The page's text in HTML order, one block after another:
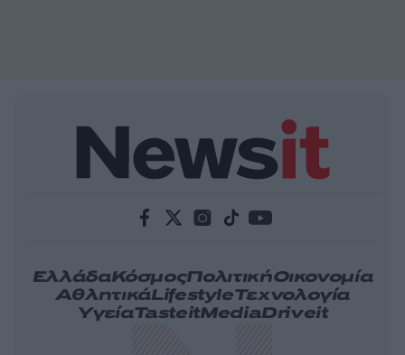
ΕλλάδαΚόσμοςΠολιτικήΟικονομία
ΑθλητικάLifestyleΤεχνολογία
ΥγείαTasteitMediaDriveit